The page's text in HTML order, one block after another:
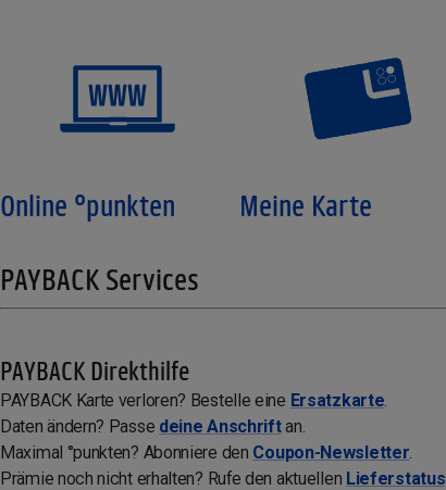
Online °punkten Meine Karte
PAYBACK Services
PAYBACK Direkthilfe
PAYBACK Karte verloren? Bestelle eine Ersatzkarte.
Daten ändern? Passe deine Anschriftan.
Maximal °punkten? Abonniere den Coupon-Newsletter.
Prämie noch nicht erhalten? Rufe den aktuellen Lieferstatus